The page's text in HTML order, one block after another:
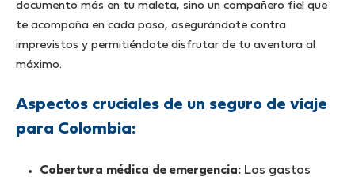
documento más en tu maleta, sino un compañero fiel que
te acompaña en cada paso, asegurándote contra
imprevistos y permitiéndote disfrutar de tu aventura al
máximo.
Aspectos cruciales de un seguro de viaje
para Colombia:
Cobertura médica de emergencia: Los gastos